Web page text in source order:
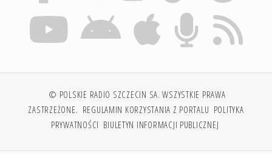
© POLSKIE RADIO SZCZECIN SA. WSZYSTKIE PRAWA
ZASTRZEŻONE. REGULAMIN KORZYSTANIA Z PORTALU POLITYKA
PRYWATNOŚCI BIULETYN INFORMACJI PUBLICZNEJ